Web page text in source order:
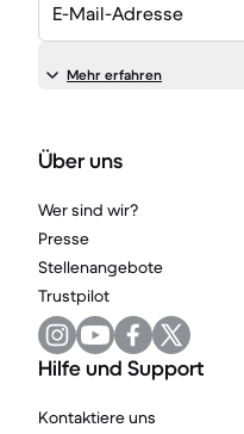
E-Mail-Adresse
Mehr erfahren
Über uns
Wer sind wir?
Presse
Stellenangebote
Trustpilot
Hilfe und Support
Kontaktiere uns